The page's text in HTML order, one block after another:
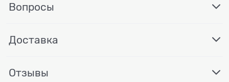
Вопросы
Доставка
Отзывы